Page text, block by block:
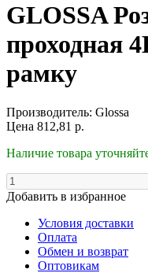
GLOSSA
проходная
рамку
Производитель: Glossa
Цена 812,81 р.
Наличие товара
Добавить в избранное
Условия доставки
Оплата
Обмен и возврат
Оптовикам